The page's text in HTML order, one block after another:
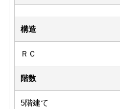
構造
ＲＣ
階数
5階建て